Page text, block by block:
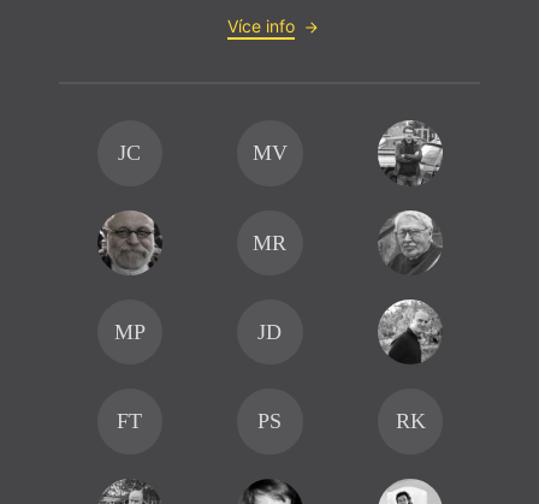
Více info
JC MV
MR
MP JD
FT PS RK